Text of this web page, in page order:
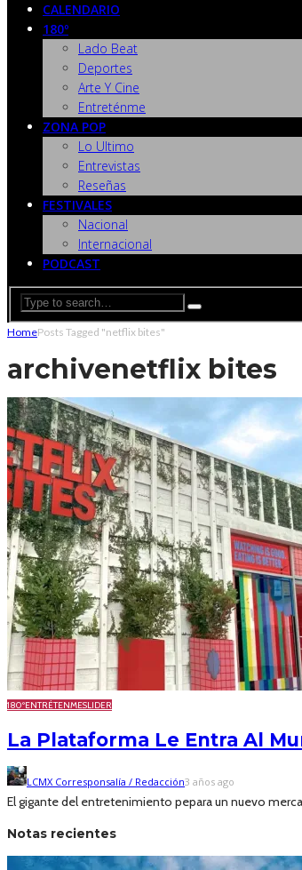
CALENDARIO
180º
Lado Beat
Deportes
Arte Y Cine
Entreténme
ZONA POP
Lo Ultimo
Entrevistas
Reseñas
FESTIVALES
Nacional
Internacional
PODCAST
HomePosts Tagged "netflix bites"
archivenetflix bites
180ºENTRÉTENMESLIDER
La Plataforma Le Entra Al
LCMX Corresponsalía / Redacción3 años ago
El gigante del entretenimiento pepara un nuevo
Notas recientes